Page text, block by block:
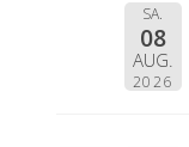
SA.
08
AUG.
2026